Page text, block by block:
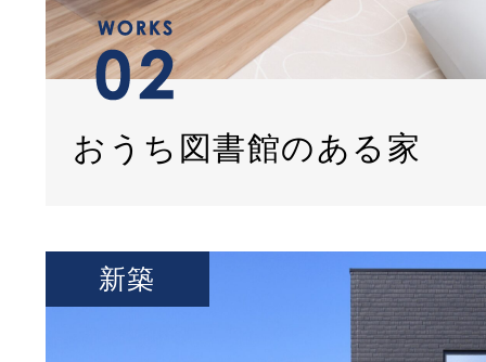
おうち図書館のある家
新築